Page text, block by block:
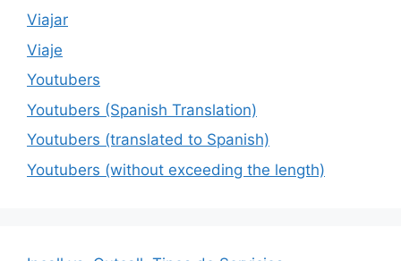
Viajar
Viaje
Youtubers
Youtubers (Spanish Translation)
Youtubers (translated to Spanish)
Youtubers (without exceeding the length)